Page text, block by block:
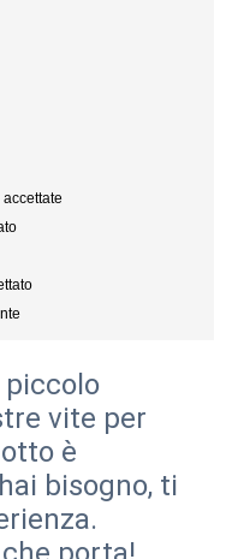
piccolo
vite per
è
bisogno, ti